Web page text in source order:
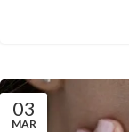
03
MAR